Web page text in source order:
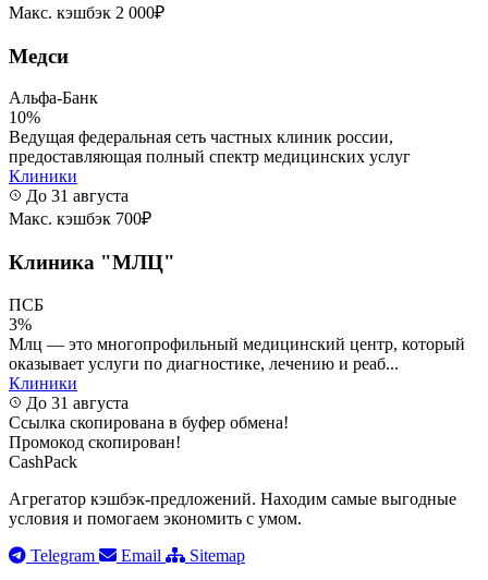
Макс. кэшбэк 2 000₽
Медси
Альфа-Банк
10%
Ведущая федеральная сеть частных клиник россии,
предоставляющая полный спектр медицинских услуг
Клиники
До 31 августа
Макс. кэшбэк 700₽
Клиника "МЛЦ"
ПСБ
3%
Млц — это многопрофильный медицинский центр, который
оказывает услуги по диагностике, лечению и реаб...
Клиники
До 31 августа
Ссылка скопирована в буфер обмена!
Промокод скопирован!
CashPack
Агрегатор кэшбэк-предложений. Находим самые выгодные
условия и помогаем экономить с умом.
Telegram
Email Sitemap